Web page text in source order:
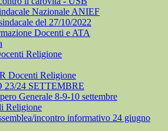
Nazionale ANIEF
del 27/10/2022
Docenti e ATA
Religione
Docenti Religione
23/24 SETTEMBRE
Generale 8-9-10 settembre
Religione
incontro informativo 24 giugno